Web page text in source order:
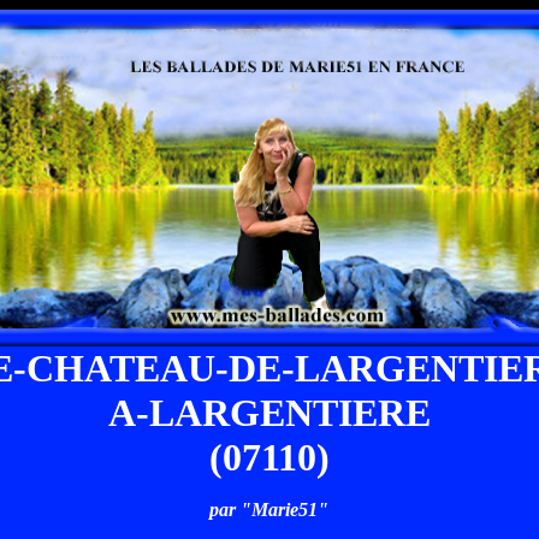
CHATEAU-DE-
A-LARGENTIERE
(07110)
par "Marie51"